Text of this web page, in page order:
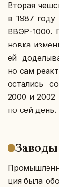
Вторая
в 1987 году
ВВЭР-1000.
нов­ка
ей
но сам
оста­лись
2000 и 2002
по сей день.
ция была